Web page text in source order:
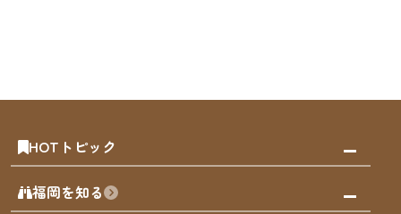
HOTトピック
みんなの旅行記
福岡を知る